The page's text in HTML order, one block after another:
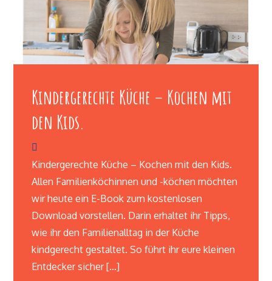
Kindergerechte Küche – Kochen mit
den Kids.
Kindergerechte Küche – Kochen mit den Kids.
Allen Familienköchinnen und -köchen möchten
wir heute ein E-Book zum kostenlosen
Download vorstellen. Darin erhaltet ihr Tipps,
wie ihr den Familienalltag in der Küche
kindgerecht gestaltet. So führt ihr eure kleinen
Entdecker sicher […]